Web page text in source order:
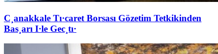
C¸anakkale Tı·caret Borsası Gözetim Tetkikinden
Bas¸arı I·le Gec¸tı·